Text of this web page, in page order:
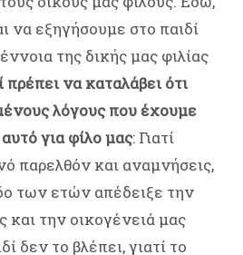
να εξηγήσουμε στο παιδί
της δικής μας φιλίας
πρέπει να καταλάβει ότι
λόγους που έχουμε
για φίλο μας: Γιατί
παρελθόν και αναμνήσεις,
των ετών απέδειξε την
και την οικογένειά μας
δεν το βλέπει, γιατί το